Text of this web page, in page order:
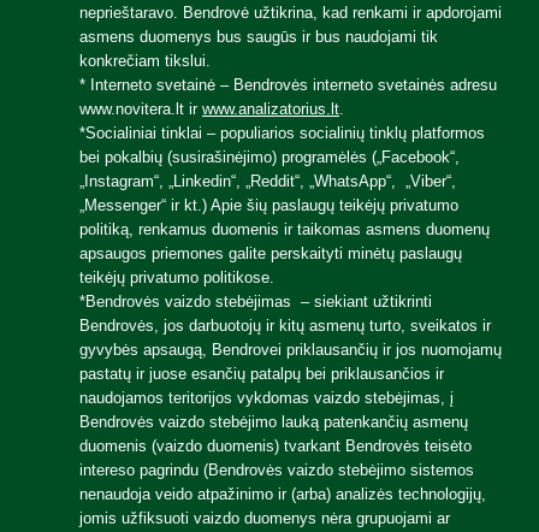
neprieštaravo. Bendrovė užtikrina, kad renkami ir apdorojami
asmens duomenys bus saugūs ir bus naudojami tik
konkrečiam tikslui.
* Interneto svetainė – Bendrovės interneto svetainės adresu
www.novitera.lt ir www.analizatorius.lt.
*Socialiniai tinklai – populiarios socialinių tinklų platformos
bei pokalbių (susirašinėjimo) programėlės („Facebook“,
„Instagram“, „Linkedin“, „Reddit“, „WhatsApp“, „Viber“,
„Messenger“ ir kt.) Apie šių paslaugų teikėjų privatumo
politiką, renkamus duomenis ir taikomas asmens duomenų
apsaugos priemones galite perskaityti minėtų paslaugų
teikėjų privatumo politikose.
*Bendrovės vaizdo stebėjimas – siekiant užtikrinti
Bendrovės, jos darbuotojų ir kitų asmenų turto, sveikatos ir
gyvybės apsaugą, Bendrovei priklausančių ir jos nuomojamų
pastatų ir juose esančių patalpų bei priklausančios ir
naudojamos teritorijos vykdomas vaizdo stebėjimas, į
Bendrovės vaizdo stebėjimo lauką patenkančių asmenų
duomenis (vaizdo duomenis) tvarkant Bendrovės teisėto
intereso pagrindu (Bendrovės vaizdo stebėjimo sistemos
nenaudoja veido atpažinimo ir (arba) analizės technologijų,
jomis užfiksuoti vaizdo duomenys nėra grupuojami ar